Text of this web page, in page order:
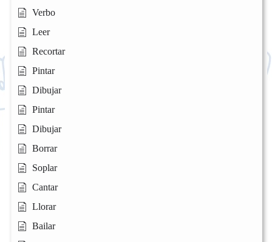
Verbo
Leer
Recortar
Pintar
Dibujar
Pintar
Dibujar
Borrar
Soplar
Cantar
Llorar
Bailar